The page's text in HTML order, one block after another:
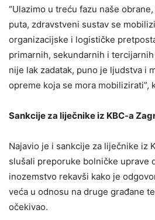
“Ulazimo u treću fazu naše
puta, zdravstveni sustav se
organizacijske i logističke
primarnih, sekundarnih i
nije lak zadatak, puno je ljudstva i
opreme koja se mora mobilizirati”,
Sankcije za liječnike iz KBC-a
Najavio je i sankcije za liječnike iz
slušali preporuke bolničke uprave
inozemstvo rekavši kako je
veća u odnosu na druge građane
očekivao.